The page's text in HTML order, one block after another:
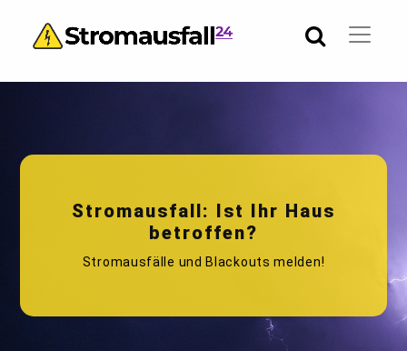
Stromausfall: Ist Ihr Haus
betroffen?
Stromausfälle und Blackouts melden!